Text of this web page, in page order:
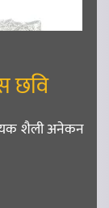
छवि
शैली अनेकन